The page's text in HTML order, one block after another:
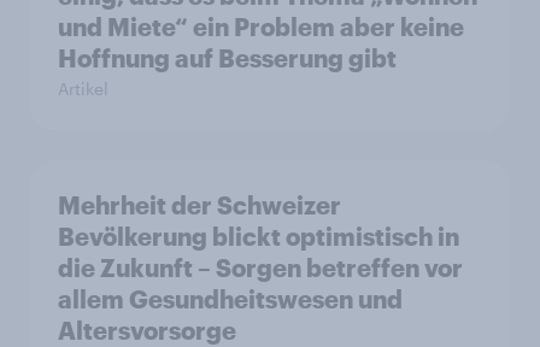
und Miete“ ein Problem aber keine
Hoffnung auf Besserung gibt
Artikel
Mehrheit der Schweizer
Bevölkerung blickt optimistisch in
die Zukunft – Sorgen betreffen vor
allem Gesundheitswesen und
Altersvorsorge